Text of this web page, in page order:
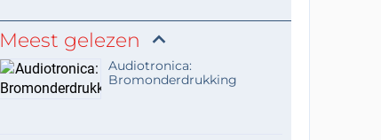
Meest gelezen
Audiotronica:
Bromonderdrukking